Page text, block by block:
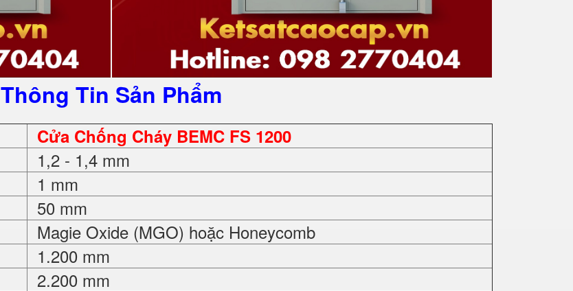
Thông Tin Sản Phẩm
Cửa Chống Cháy BEMC FS 1200
1,2 - 1,4 mm
1 mm
50 mm
Magie Oxide (MGO) hoặc Honeycomb
1.200 mm
2.200 mm